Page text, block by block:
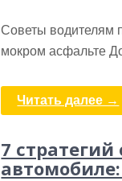
Советы водителям
мокром асфальте
Читать далее →
7